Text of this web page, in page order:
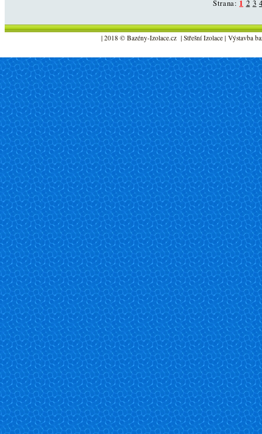
Strana: 1 2 3
| 2018 © Bazény-Izolace.cz | Střešní Izolace | Výstavba